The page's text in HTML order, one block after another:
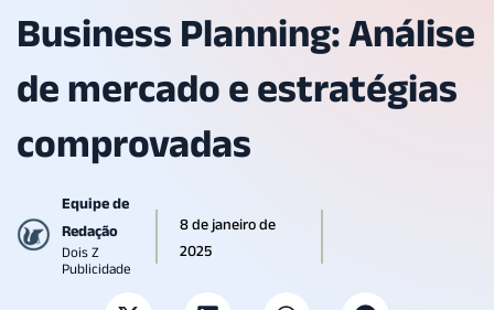
Business Planning: Análise
de mercado e estratégias
comprovadas
Equipe de
Redação
Dois Z
Publicidade
8 de janeiro de
2025